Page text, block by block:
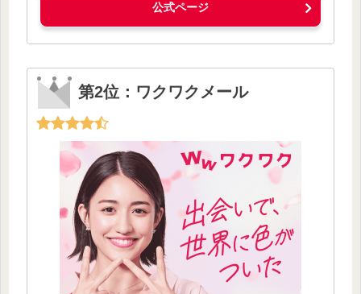
公式ページ
第2位：ワクワクメール